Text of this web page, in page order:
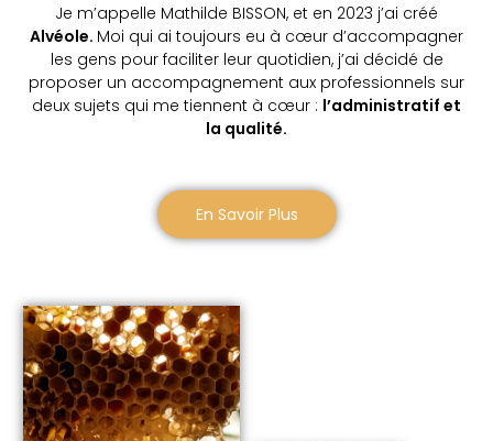
Je m’appelle Mathilde BISSON, et en 2023 j’ai créé
Alvéole. Moi qui ai toujours eu à cœur d’accompagner
les gens pour faciliter leur quotidien, j’ai décidé de
proposer un accompagnement aux professionnels sur
deux sujets qui me tiennent à cœur : l’administratif et
la qualité.
En Savoir Plus